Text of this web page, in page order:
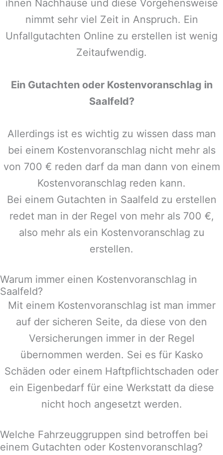
ihnen Nachhause und diese Vorgehensweise
nimmt sehr viel Zeit in Anspruch. Ein
Unfallgutachten Online zu erstellen ist wenig
Zeitaufwendig.
Ein Gutachten oder Kostenvoranschlag in
Saalfeld?
Allerdings ist es wichtig zu wissen dass man
bei einem Kostenvoranschlag nicht mehr als
von 700 € reden darf da man dann von einem
Kostenvoranschlag reden kann.
Bei einem Gutachten in Saalfeld zu erstellen
redet man in der Regel von mehr als 700 €,
also mehr als ein Kostenvoranschlag zu
erstellen.
Warum immer einen Kostenvoranschlag in
Saalfeld?
Mit einem Kostenvoranschlag ist man immer
auf der sicheren Seite, da diese von den
Versicherungen immer in der Regel
übernommen werden. Sei es für Kasko
Schäden oder einem Haftpflichtschaden oder
ein Eigenbedarf für eine Werkstatt da diese
nicht hoch angesetzt werden.
Welche Fahrzeuggruppen sind betroffen bei
einem Gutachten oder Kostenvoranschlag?